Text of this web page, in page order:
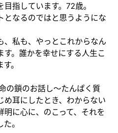
指しています。72歳。
となるのではと思うようにな
、私も、やっとこれからなん
。誰かを幸せにする人生こ
。
の鎖のお話し〜たんぱく質
め耳にしたとき、わからない
に心に、のこって、それを
。